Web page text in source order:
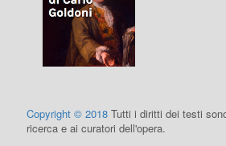
Copyright © 2018 Tutti i diritti dei testi
ricerca e ai curatori dell'opera.